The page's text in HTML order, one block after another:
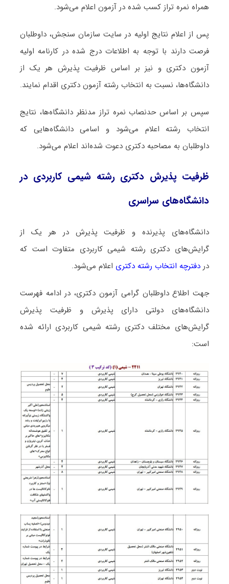
همراه نمره تراز کسب شده در آزمون اعلام می‌شود.
پس از اعلام نتایج اولیه در سایت سازمان سنجش، داوطلبان
فرصت دارند با توجه به اطلاعات درج شده در کارنامه اولیه
آزمون دکتری و نیز بر اساس ظرفیت پذیرش هر یک از
دانشگاه‌ها، نسبت به انتخاب رشته آزمون دکتری اقدام نمایند.
سپس بر اساس حدنصاب نمره تراز مدنظر دانشگاه‌ها، نتایج
انتخاب رشته اعلام می‌شود و اسامی دانشگاه‌هایی که
داوطلبان به مصاحبه دکتری دعوت شده‌اند اعلام می‌شود.
ظرفیت پذیرش دکتری رشته شیمی ﻛﺎرﺑﺮدی در
دانشگاه‌های سراسری
دانشگاه‌های پذیرنده و ظرفیت پذیرش در هر یک از
گرایش‌های دکتری رشته شیمی ﻛﺎرﺑﺮدی متفاوت است که
در دفترچه انتخاب رشته دکتری اعلام می‌شود.
جهت اطلاع داوطلبان گرامی آزمون دکتری، در ادامه فهرست
دانشگاه‌های دولتی دارای پذیرش و ظرفیت پذیرش
گرایش‌های مختلف دکتری رشته شیمی ﻛﺎرﺑﺮدی ارائه شده
است: